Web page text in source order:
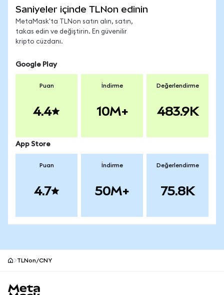
Saniyeler içinde TLNon edinin
MetaMask'ta TLNon satın alın, satın,
takas edin ve değiştirin. En güvenilir
kripto cüzdanı.
Google Play
Puan
4.4
İndirme
10M+
Değerlendirme
483.9K
App Store
Puan
4.7
İndirme
50M+
Değerlendirme
75.8K
TLNon/CNY